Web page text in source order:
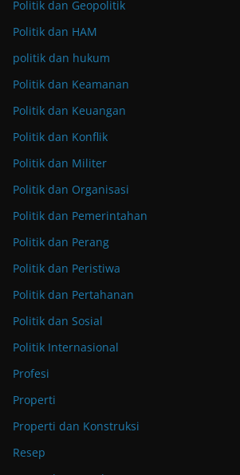
Politik dan Geopolitik
Politik dan HAM
politik dan hukum
Politik dan Keamanan
Politik dan Keuangan
Politik dan Konflik
Politik dan Militer
Politik dan Organisasi
Politik dan Pemerintahan
Politik dan Perang
Politik dan Peristiwa
Politik dan Pertahanan
Politik dan Sosial
Politik Internasional
Profesi
Properti
Properti dan Konstruksi
Resep